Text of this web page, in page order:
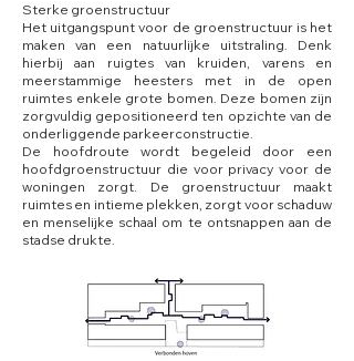
Sterke groenstructuur
Het uitgangspunt voor de groenstructuur is het
maken van een natuurlijke uitstraling. Denk
hierbij aan ruigtes van kruiden, varens en
meerstammige heesters met in de open
ruimtes enkele grote bomen. Deze bomen zijn
zorgvuldig gepositioneerd ten opzichte van de
onderliggende parkeerconstructie.
De hoofdroute wordt begeleid door een
hoofdgroenstructuur die voor privacy voor de
woningen zorgt. De groenstructuur maakt
ruimtes en intieme plekken, zorgt voor schaduw
en menselijke schaal om te ontsnappen aan de
stadse drukte.